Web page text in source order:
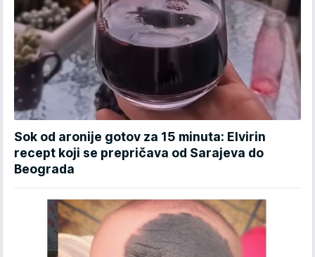
Sok od aronije gotov za 15 minuta: Elvirin
recept koji se prepričava od Sarajeva do
Beograda